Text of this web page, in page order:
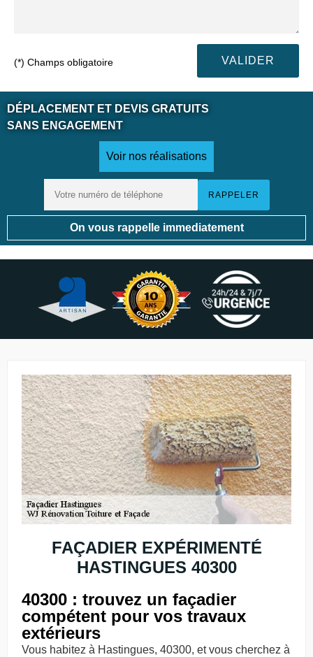
(*) Champs obligatoire
DÉPLACEMENT ET DEVIS GRATUITS
SANS ENGAGEMENT
Voir nos réalisations
On vous rappelle immediatement
FAÇADIER EXPÉRIMENTÉ
HASTINGUES 40300
40300 : trouvez un façadier
compétent pour vos travaux
extérieurs
Vous habitez à Hastingues, 40300, et vous cherchez à